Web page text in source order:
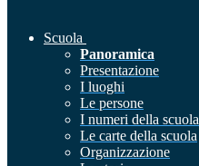
Scuola
Panoramica
Presentazione
I luoghi
Le persone
I numeri della scuola
Le carte della scuola
Organizzazione